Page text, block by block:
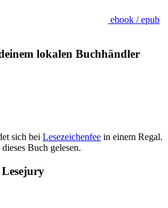
ebook / epub
lokalen Buchhändler
sich bei Lesezeichenfee in einem Regal.
dieses Buch gelesen.